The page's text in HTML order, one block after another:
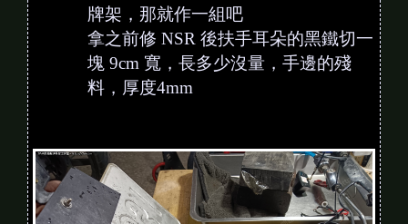
牌架，那就作一組吧
拿之前修 NSR 後扶手耳朵的黑鐵切一
塊 9cm 寬，長多少沒量，手邊的殘
料，厚度4mm